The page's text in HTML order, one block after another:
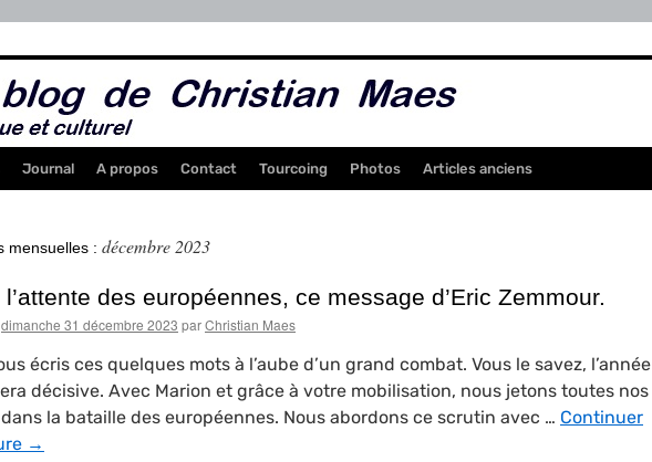
Journal A propos Contact Tourcoing Photos Articles anciens
mensuelles : décembre 2023
l’attente des européennes, ce message d’Eric Zemmour.
dimanche 31 décembre 2023 parChristian Maes
écris ces quelques mots à l’aube d’un grand combat. Vous le savez, l’année
décisive. Avec Marion et grâce à votre mobilisation, nous jetons toutes nos
la bataille des européennes. Nous abordons ce scrutin avec … Continuer
→